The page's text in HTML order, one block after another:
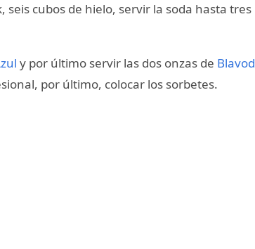
seis cubos de hielo, servir la soda hasta tres
y por último servir las dos onzas de Blavod
por último, colocar los sorbetes.